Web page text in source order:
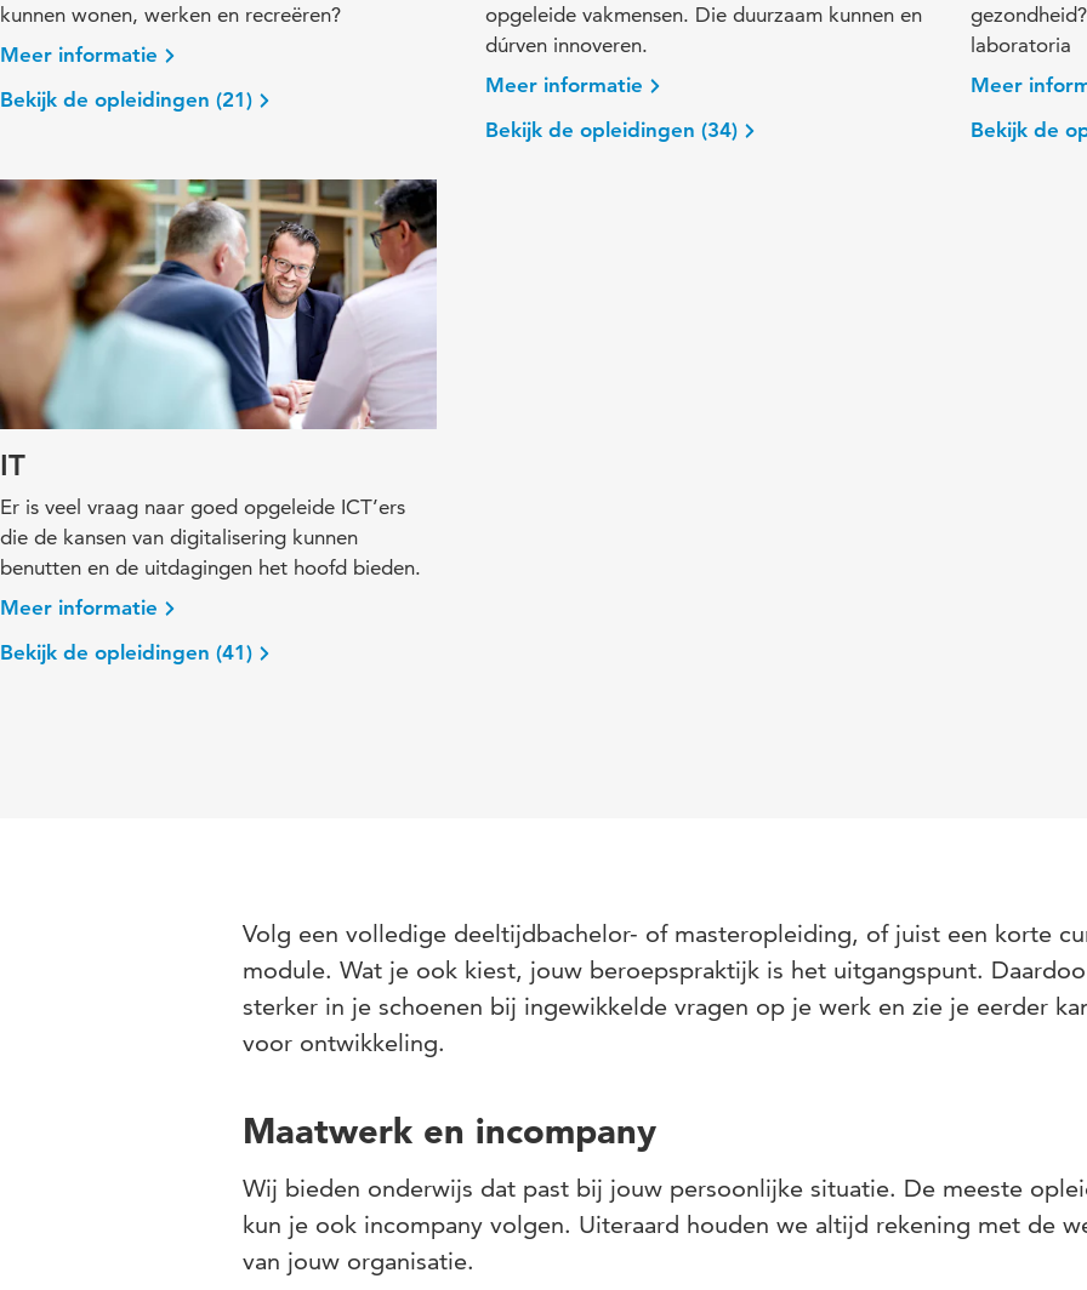
kunnen wonen, werken en recreëren?
Meer informatie
Bekijk de opleidingen (21)
opgeleide vakmensen. Die duurzaam kunnen en
dúrven innoveren.
Meer informatie
Bekijk de opleidingen (34)
laboratoria
Meer
Bekijk de
IT
Er is veel vraag naar goed opgeleide ICT’ers
die de kansen van digitalisering kunnen
benutten en de uitdagingen het hoofd bieden.
Meer informatie
Bekijk de opleidingen (41)
Volg een volledige deeltijdbachelor- of masteropleiding, of juist een korte
module. Wat je ook kiest, jouw beroepspraktijk is het uitgangspunt.
sterker in je schoenen bij ingewikkelde vragen op je werk en zie je eerder
voor ontwikkeling.
Maatwerk en incompany
Wij bieden onderwijs dat past bij jouw persoonlijke situatie. De meeste
kun je ook incompany volgen. Uiteraard houden we altijd rekening met de
van jouw organisatie.